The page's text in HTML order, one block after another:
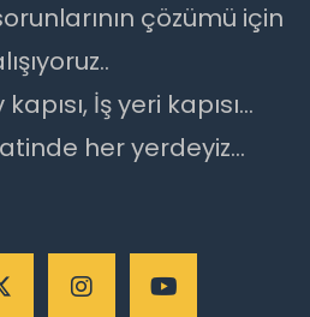
çözümü için
İş yeri kapısı...
her yerdeyiz...